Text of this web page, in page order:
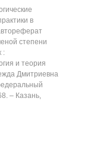
в
степени
:
и теория
Дмитриевна
‒ Казань,